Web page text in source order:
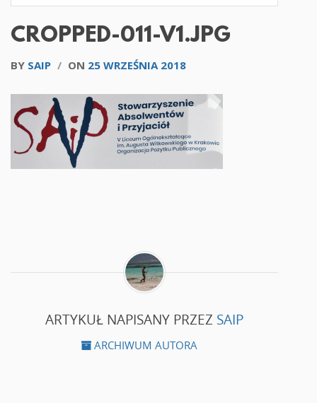
CROPPED-011-V1.JPG
BY SAIP / ON 25 WRZEŚNIA 2018
ARTYKUŁ NAPISANY PRZEZ SAIP
ARCHIWUM AUTORA